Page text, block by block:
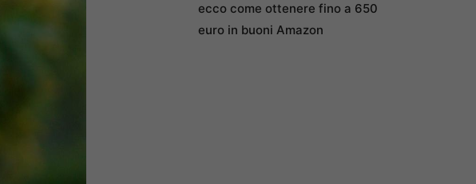
ecco come ottenere fino a 650
euro in buoni Amazon